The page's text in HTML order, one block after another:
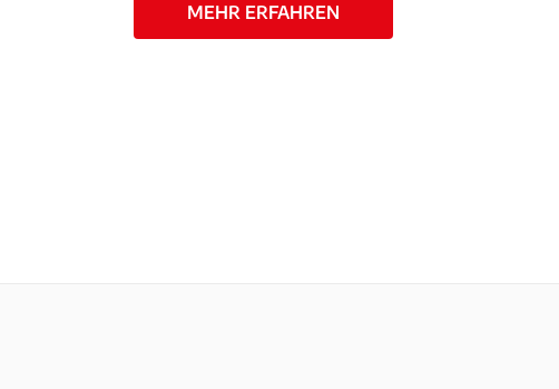
MEHR ERFAHREN